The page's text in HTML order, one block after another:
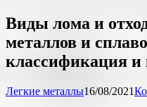
Виды лома и
металлов и
классификация и
Легкие металлы16/08/2021